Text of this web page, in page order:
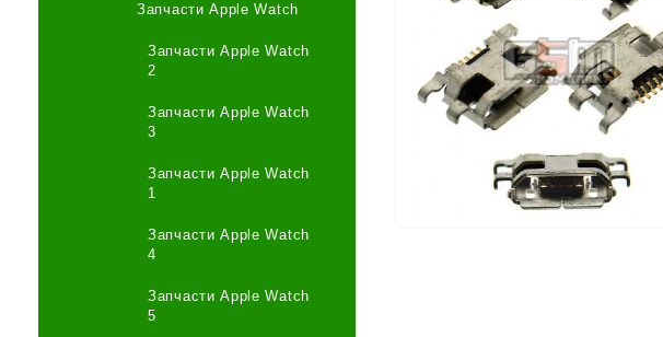
Запчасти Apple Watch
Запчасти Apple Watch
2
Запчасти Apple Watch
3
Запчасти Apple Watch
1
Запчасти Apple Watch
4
Запчасти Apple Watch
5